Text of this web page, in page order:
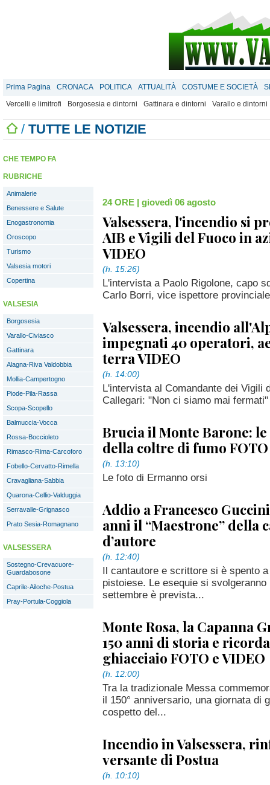
Prima Pagina CRONACA POLITICA ATTUALITÀ COSTUME E SOCIETÀ
Vercelli e limitrofi
Borgosesia e dintorni Gattinara e dintorni Varallo e dintorni
/ TUTTE LE NOTIZIE
CHE TEMPO FA
RUBRICHE
Animalerie
Benessere e Salute
Enogastronomia
Oroscopo
Turismo
Valsesia motori
Copertina
VALSESIA
Borgosesia
Varallo-Civiasco
Gattinara
Alagna-Riva Valdobbia
Mollia-Campertogno
Piode-Pila-Rassa
Scopa-Scopello
Balmuccia-Vocca
Rossa-Boccioleto
Rimasco-Rima-Carcoforo
Fobello-Cervatto-Rimella
Cravagliana-Sabbia
Quarona-Cellio-Valduggia
Serravalle-Grignasco
Prato Sesia-Romagnano
VALSESSERA
Sostegno-Crevacuore-
Guardabosone
Caprile-Ailoche-Postua
Pray-Portula-Coggiola
24 ORE | giovedì 06 agosto
Valsessera, l'incendio si
AIB e Vigili del Fuoco in
VIDEO
(h. 15:26)
L'intervista a Paolo Rigolone, capo
Carlo Borri, vice ispettore
Valsessera, incendio
impegnati 40 operatori,
terra VIDEO
(h. 14:00)
L'intervista al Comandante dei Vigili
Callegari: "Non ci siamo mai fermati"
Brucia il Monte Barone:
della coltre di fumo FOTO
(h. 13:10)
Le foto di Ermanno orsi
Addio a Francesco
anni il “Maestrone” della
d’autore
(h. 12:40)
Il cantautore e scrittore si è spento a
pistoiese. Le esequie si
settembre è prevista...
Monte Rosa, la Capanna
150 anni di storia e
ghiacciaio FOTO e VIDEO
(h. 12:00)
Tra la tradizionale Messa
il 150° anniversario, una giornata di
cospetto del...
Incendio in Valsessera,
versante di Postua
(h. 10:10)